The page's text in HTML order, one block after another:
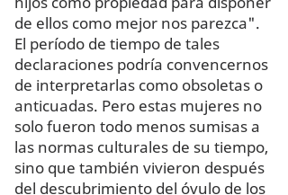
de ellos como mejor nos parezca".
El período de tiempo de tales
declaraciones podría convencernos
de interpretarlas como obsoletas o
anticuadas. Pero estas mujeres no
solo fueron todo menos sumisas a
las normas culturales de su tiempo,
sino que también vivieron después
del descubrimiento del óvulo de los